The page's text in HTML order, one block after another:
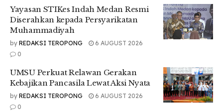
Utara (UMSU), Shohibul Anshor Siregar, menilai persoalan
utama bukan pada program, tetapi pada lemahnya tata
kelola dan pengawasan di daerah.
“Fenomena permissive governance ini menunjukkan adanya
pembiaran struktural oleh otoritas. Jika tidak segera
dibenahi, risiko state capture bisa meluas hingga ke pusat,”
ungkapnya pada kru Teropong saat diwawancarai, Jumat
(24/101/2025).
Shohibul menambahkan bahwa keberhasilan pembangunan
Yayasan STIKes Indah Medan Resmi
Diserahkan kepada Persyarikatan
Muhammadiyah
by REDAKSI TEROPONG
6 AUGUST 2026
0
UMSU Perkuat Relawan Gerakan
Kebajikan Pancasila Lewat Aksi Nyata
by REDAKSI TEROPONG
6 AUGUST 2026
0